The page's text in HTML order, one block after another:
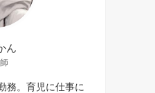
ん
務。育児に仕事に